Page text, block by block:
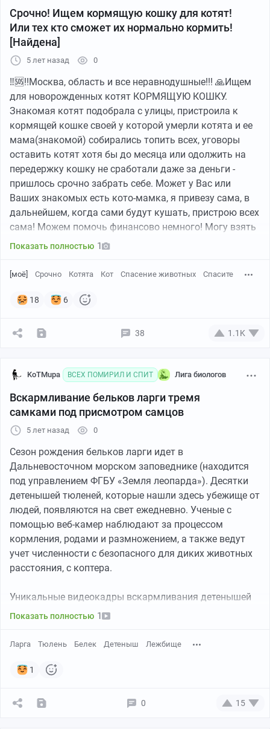
Срочно! Ищем кормящую кошку для котят!
Или тех кто сможет их нормально кормить!
[Найдена]
5 лет назад 0
‼🆘!!Москва, область и все неравнодушные!!! 🙏Ищем
для новорожденных котят КОРМЯЩУЮ КОШКУ.
Знакомая котят подобрала с улицы, пристроила к
кормящей кошке своей у которой умерли котята и ее
мама(знакомой) собирались топить всех, уговоры
оставить котят хотя бы до месяца или одолжить на
передержку кошку не сработали даже за деньги -
пришлось срочно забрать себе. Может у Вас или
Ваших знакомых есть кото-мамка, я привезу сама, в
дальнейшем, когда сами будут кушать, пристрою всех
сама! Можем помочь финансово немного! Могу взять
кошку на передержку к нам. Четырем котятам уже
только после того как котята научаться сами кушать.
Умоляю, не оставайтесь равнодушными! НЕ
Рассматриваю вариант что может забрать человек у
Мария +79850748342 (ВАТСАП, ТЕЛЕГРАМ) ВК:
Показать полностью 1
[моё] Срочно Котята Кот Спасение животных Спасите
18 6
38 1.1K
KoTMupa ВСЕХ ПОМИРИЛ И СПИТ Лига биологов
Вскармливание бельков ларги тремя
самками под присмотром самцов
5 лет назад 0
Сезон рождения бельков ларги идет в
Дальневосточном морском заповеднике (находится
под управлением ФГБУ «Земля леопарда»). Десятки
детенышей тюленей, которые нашли здесь убежище от
людей, появляются на свет ежедневно. Ученые с
помощью веб-камер наблюдают за процессом
кормления, родами и размножением, а также ведут
учет численности с безопасного для диких животных
расстояния, с коптера.
Уникальные видеокадры вскармливания детенышей
ларги сразу тремя самками, которых охраняют
Римского-Корсакова в заливе Петра Великого. После
спаривание с самцами – эти процессы проходят
Показать полностью 1
Ларга Тюлень Белек Детеныш Лежбище
1
0 15